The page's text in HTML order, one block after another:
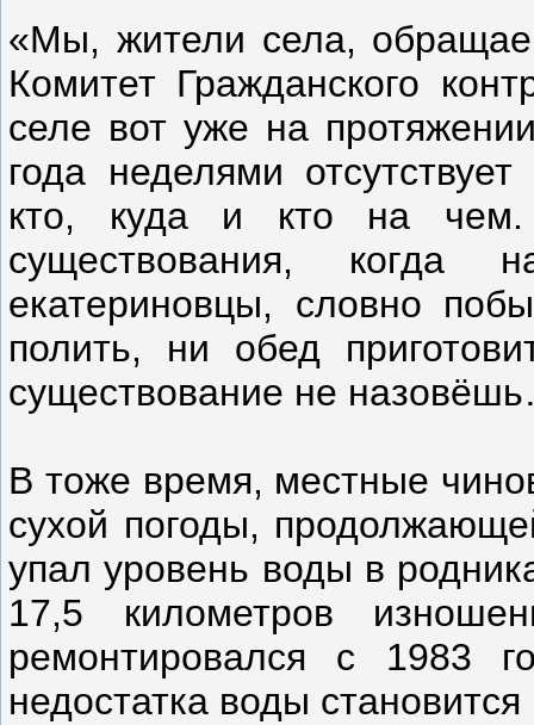
«Мы, жители села,
Комитет Гражданского
селе вот уже на
года неделями
кто, куда и кто на чем.
существования,
екатериновцы, словно
полить, ни обед
существование не
В тоже время, местные
сухой погоды,
упал уровень воды в
17,5 километров
ремонтировался с 1983
недостатка воды